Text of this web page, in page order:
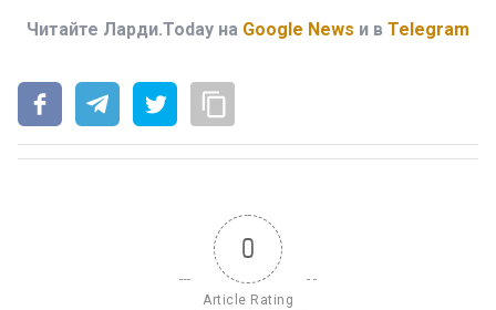
Читайте Ларди.Today на Google News и в Telegram
0
Article Rating